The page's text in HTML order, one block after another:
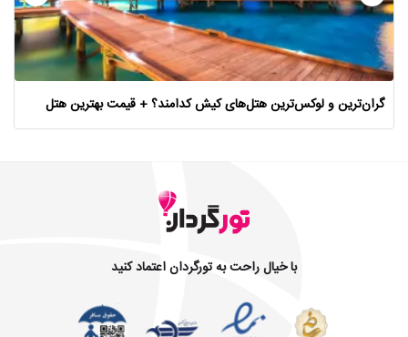
گران‌ترین و لوکس‌‌ترین هتل‌های کیش کدامند؟ + قیمت بهترین هتل
با خیال راحت به تورگردان اعتماد کنید